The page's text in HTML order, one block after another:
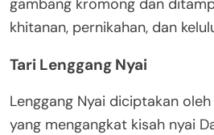
khitanan, pernikahan, dan
Tari Lenggang Nyai
Lenggang Nyai diciptakan
yang mengangkat kisah nyai